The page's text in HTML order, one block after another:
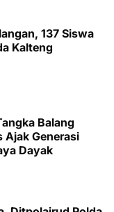
137 Siswa
Kalteng
Balang
Generasi
Dayak